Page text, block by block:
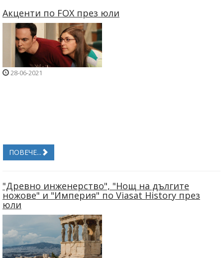
Акценти по FOX през юли
28-06-2021
ПОВЕЧЕ...
"Древно инженерство", "Нощ на дългите
ножове" и "Империя" по Viasat History през
юли